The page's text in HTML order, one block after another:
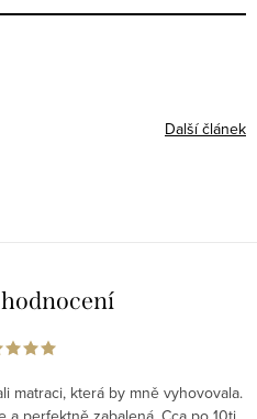
Další článek
matraci, která by mně vyhovovala.